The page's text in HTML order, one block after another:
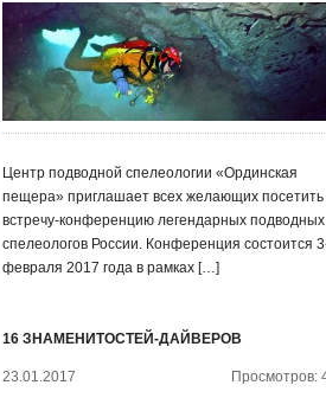
Центр подводной спелеологии «Ординская
пещера» приглашает всех желающих посетить
встречу-конференцию легендарных подводных
спелеологов России. Конференция состоится
февраля 2017 года в рамках […]
16 ЗНАМЕНИТОСТЕЙ-ДАЙВЕРОВ
23.01.2017 Просмотров: